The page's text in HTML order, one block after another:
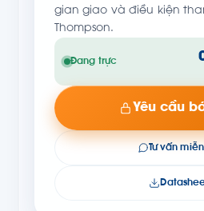
gian giao và điều kiện
Thompson.
Đang trực
Yêu cầu
Tư vấn